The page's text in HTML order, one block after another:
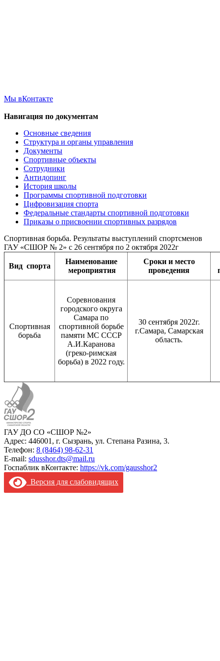
Мы вКонтакте
Навигация по документам
Основные сведения
Структура и органы управления
Документы
Спортивные объекты
Сотрудники
Антидопинг
История школы
Программы спортивной подготовки
Цифровизация спорта
Федеральные стандарты спортивной подготовки
Приказы о присвоении спортивных разрядов
Спортивная борьба. Результаты выступлений спортсменов
ГАУ «СШОР № 2» с 26 сентября по 2 октября 2022г
Вид спорта
Наименование
мероприятия
Сроки и место
проведения
Спортивная
борьба
Соревнования
городского округа
Самара по
спортивной борьбе
памяти МС СССР
А.И.Каранова
(греко-римская
борьба) в 2022 году.
30 сентября 2022г.
г.Самара, Самарская
область.
ГАУ ДО СО «СШОР №2»
Адрес: 446001, г. Сызрань, ул. Степана Разина, 3.
Телефон: 8 (8464) 98-62-31
E-mail: sdusshor.dts@mail.ru
Госпаблик вКонтакте: https://vk.com/gausshor2
Версия для слабовидящих